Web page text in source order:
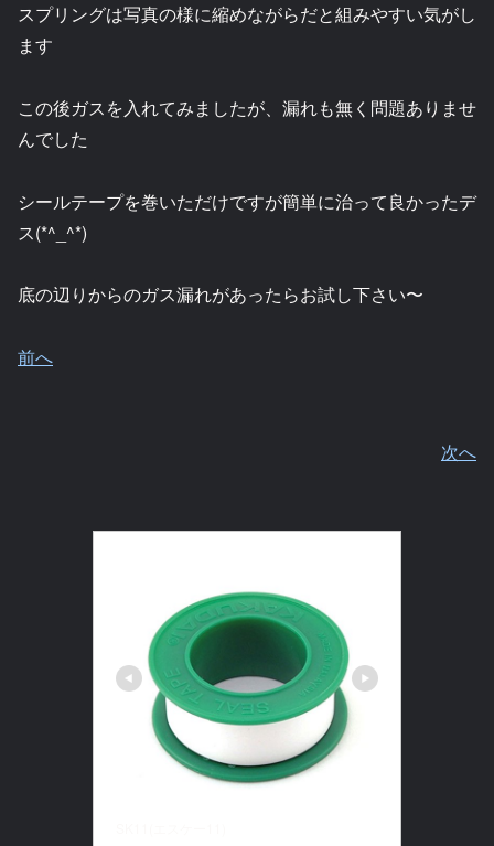
スプリングは写真の様に縮めながらだと組みやすい気がし
ます
この後ガスを入れてみましたが、漏れも無く問題ありませ
んでした
シールテープを巻いただけですが簡単に治って良かったデ
ス(*^_^*)
底の辺りからのガス漏れがあったらお試し下さい〜
前へ
次へ